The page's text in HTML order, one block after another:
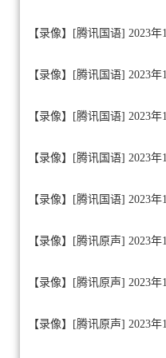
【录像】[腾讯国语] 2023
【录像】[腾讯国语] 2023
【录像】[腾讯国语] 2023
【录像】[腾讯国语] 2023
【录像】[腾讯国语] 2023
【录像】[腾讯原声] 2023
【录像】[腾讯原声] 2023
【录像】[腾讯原声] 2023